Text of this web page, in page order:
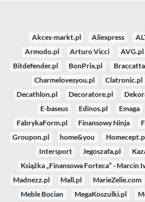
Akces-markt.pl Aliexpress
Armodo.pl
Arturo Vicci AVG.pl
Bitdefender.pl
BonPrix.pl Braccatta
Charmelovesyou.pl
Clatronic.pl
Decathlon.pl
Decoratore.pl
E-baseus
Edinos.pl Emaga
FabrykaForm.pl
Finansowy Ninja
Groupon.pl
home&you
Intersport
Jegoszafa.pl
Książka „Finansowa Forteca” - Marcin
Madnezz.pl
Mall.pl MarieZelie.com
Meble Bocian
MegaKoszulki.pl